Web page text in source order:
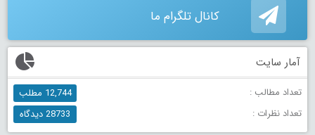
کانال تلگرام ما
آمار سایت
تعداد مطالب :
12,744 مطلب
تعداد نظرات :
28733 دیدگاه